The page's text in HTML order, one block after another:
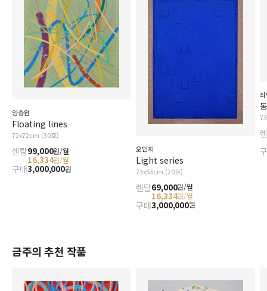
양승원
Floating lines
72x72cm (30호)
렌탈99,000원/월
16,334원/월
구매3,000,000원
오민지
Light series
73x53cm (20호)
렌탈69,000원/월
16,334원/월
구매3,000,000원
금주의 추천 작품